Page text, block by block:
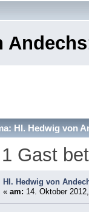
Andechs
Hl. Hedwig von
Gast
Hl. Hedwig von
«am: 14. Oktober